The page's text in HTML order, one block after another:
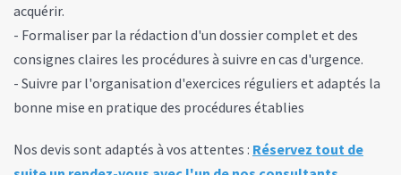
acquérir.
- Formaliser par la rédaction d'un dossier complet et des
consignes claires les procédures à suivre en cas d'urgence.
- Suivre par l'organisation d'exercices réguliers et adaptés la
bonne mise en pratique des procédures établies
Nos devis sont adaptés à vos attentes : Réservez tout de